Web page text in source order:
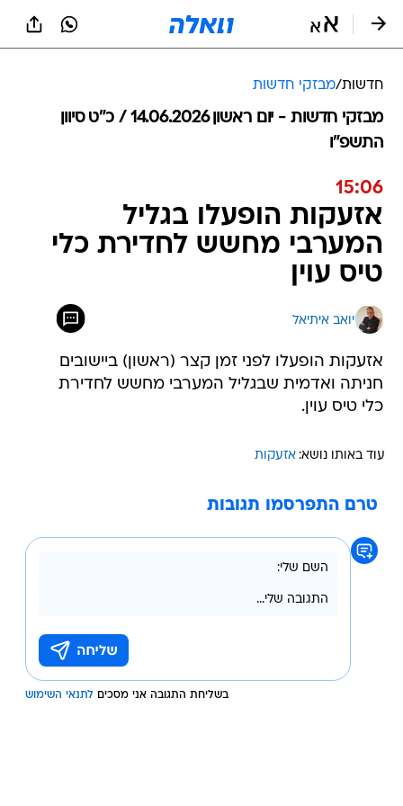
חדשות/מבזקי חדשות
מבזקי חדשות - יום ראשון 14.06.2026 / כ״ט סיוון
התשפ"ו
15:06
אזעקות הופעלו בגליל
המערבי מחשש לחדירת כלי
טיס עוין
יואב איתיאל
אזעקות הופעלו לפני זמן קצר (ראשון) ביישובים
חניתה ואדמית שבגליל המערבי מחשש לחדירת
כלי טיס עוין.
עוד באותו נושא: אזעקות
טרם התפרסמו תגובות
בשליחת התגובה אני מסכים לתנאי השימוש